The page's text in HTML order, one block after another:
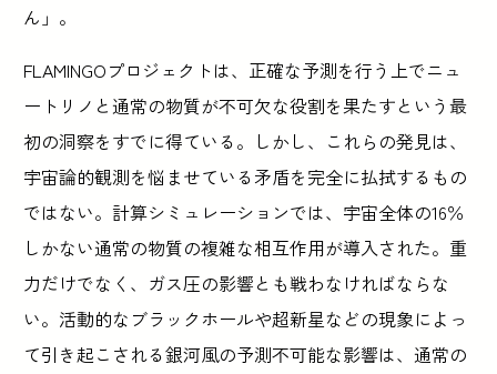
ん」。
FLAMINGOプロジェクトは、正確な予測を行う上でニュ
ートリノと通常の物質が不可欠な役割を果たすという最
初の洞察をすでに得ている。しかし、これらの発見は、
宇宙論的観測を悩ませている矛盾を完全に払拭するもの
ではない。計算シミュレーションでは、宇宙全体の16％
しかない通常の物質の複雑な相互作用が導入された。重
力だけでなく、ガス圧の影響とも戦わなければならな
い。活動的なブラックホールや超新星などの現象によっ
て引き起こされる銀河風の予測不可能な影響は、通常の